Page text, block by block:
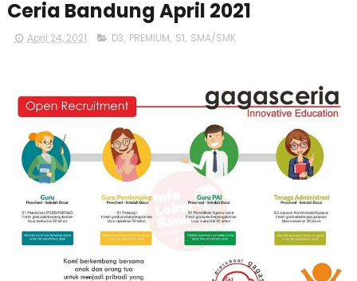
Ceria Bandung April 2021
April 24, 2021 D3, PREMIUM, S1, SMA/SMK